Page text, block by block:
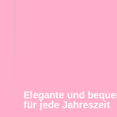
Elegante und
für jede Jahreszeit